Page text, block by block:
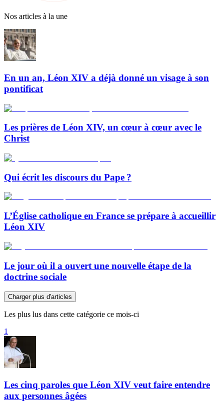
Nos articles à la une
En un an, Léon XIV a déjà donné un visage à son
pontificat
Les prières de Léon XIV, un cœur à cœur avec le
Christ
Qui écrit les discours du Pape ?
L’Église catholique en France se prépare à accueillir
Léon XIV
Le jour où il a ouvert une nouvelle étape de la
doctrine sociale
Charger plus d'articles
Les plus lus dans cette catégorie ce mois-ci
1
Les cinq paroles que Léon XIV veut faire entendre
aux personnes âgées